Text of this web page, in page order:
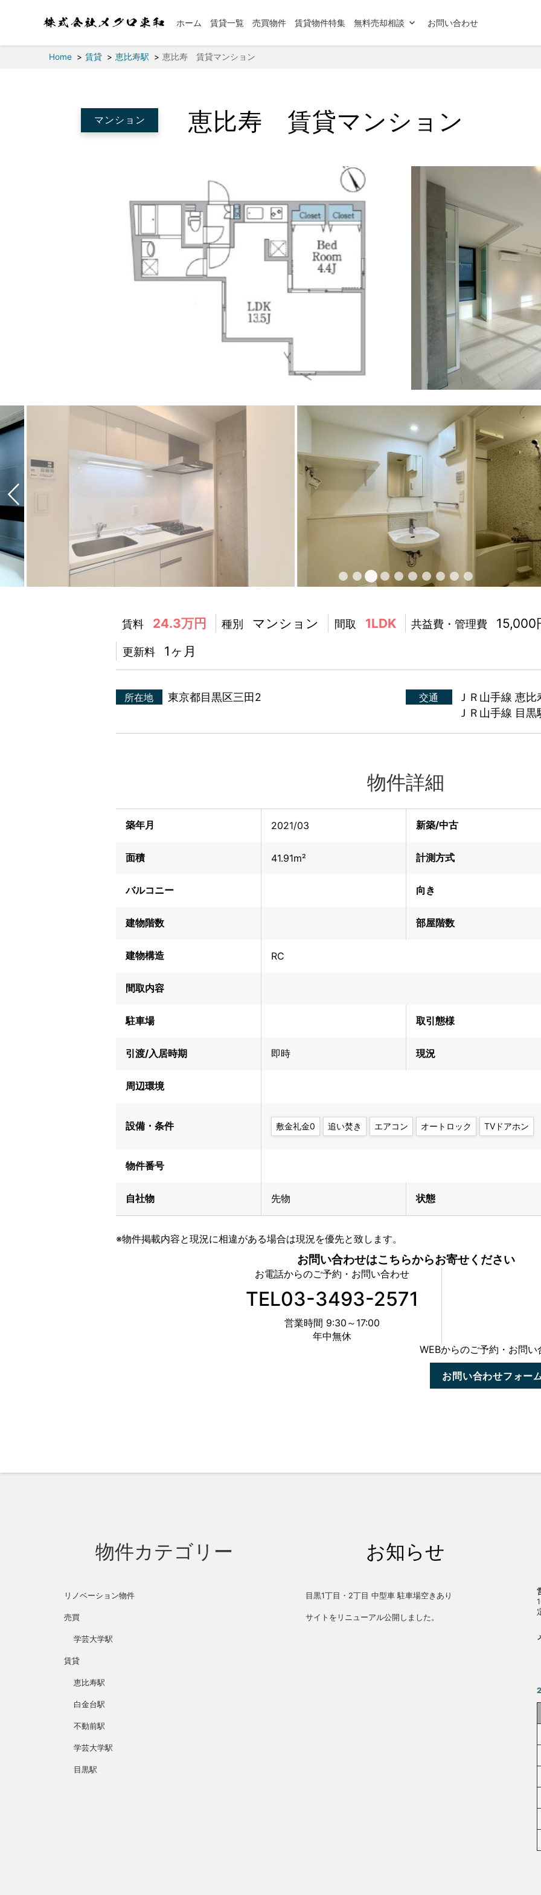
ホーム 賃貸一覧 売買物件 賃貸物件特集 無料売却相談 お問い合わせ
Home 賃貸 恵比寿駅 恵比寿 賃貸マンション
マンション 恵比寿 賃貸マンション
賃料 24.3万円 種別 マンション 間取 1LDK 共益費・管理費 15,000
更新料 1ヶ月
所在地 東京都目黒区三田2 交通
ＪＲ山手線 恵
ＪＲ山手線 目
物件詳細
築年月 2021/03 新築/中古
面積 41.91m² 計測方式
バルコニー 向き
建物階数 部屋階数
建物構造 RC
間取内容
駐車場 取引態様
引渡/入居時期 即時 現況
周辺環境
設備・条件 敷金礼金0 追い焚き エアコン オートロック TVドアホン
物件番号
自社物 先物 状態
※物件掲載内容と現況に相違がある場合は現況を優先と致します。
お問い合わせはこちらからお寄せください
お電話からのご予約・お問い合わせ
TEL03-3493-2571
営業時間 9:30～17:00
年中無休
WEBからのご予約・お問い
お問い合わせフォー
物件カテゴリー
リノベーション物件
売買
学芸大学駅
賃貸
恵比寿駅
白金台駅
不動前駅
学芸大学駅
目黒駅
お知らせ
目黒1丁目・2丁目 中型車 駐車場空きあり
サイトをリニューアル公開しました。